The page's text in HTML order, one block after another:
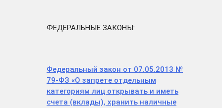
ФЕДЕРАЛЬНЫЕ ЗАКОНЫ:
Федеральный закон от 07.05.2013 №
79-ФЗ «О запрете отдельным
категориям лиц открывать и иметь
счета (вклады), хранить наличные